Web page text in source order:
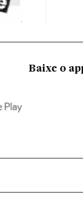
Baixe o